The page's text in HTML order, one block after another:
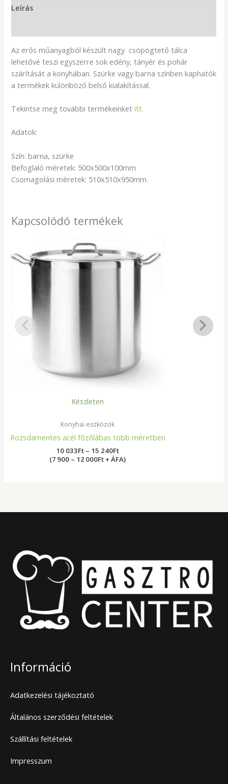
Leírás
Az erős műanyagból készült nagy csöpögtető tálca
lehetővé teszi egyszerre sok edény, tányér és pohár
szárítását a konyhában. Szürke vagy barna színben kaphatók
a termékek különböző belső kialakítással.
Tekintse meg további termékeinketitt.
Adatok:
Szín: barna, szürke
Befoglaló méretek: 500x500x100mm
Csomagolási méretek: 510x510x950mm
Kapcsolódó termékek
Készleten
Konyhai eszközök
Rozsdamentes acél főzőlábas több méretben
10 033Ft – 15 240Ft
033Ft
-
(7 900 – 12 000Ft + ÁFA)
Információ
Adatkezelési tájékoztató
Általános szerződési feltételek
Szállítási feltételek
Impresszum